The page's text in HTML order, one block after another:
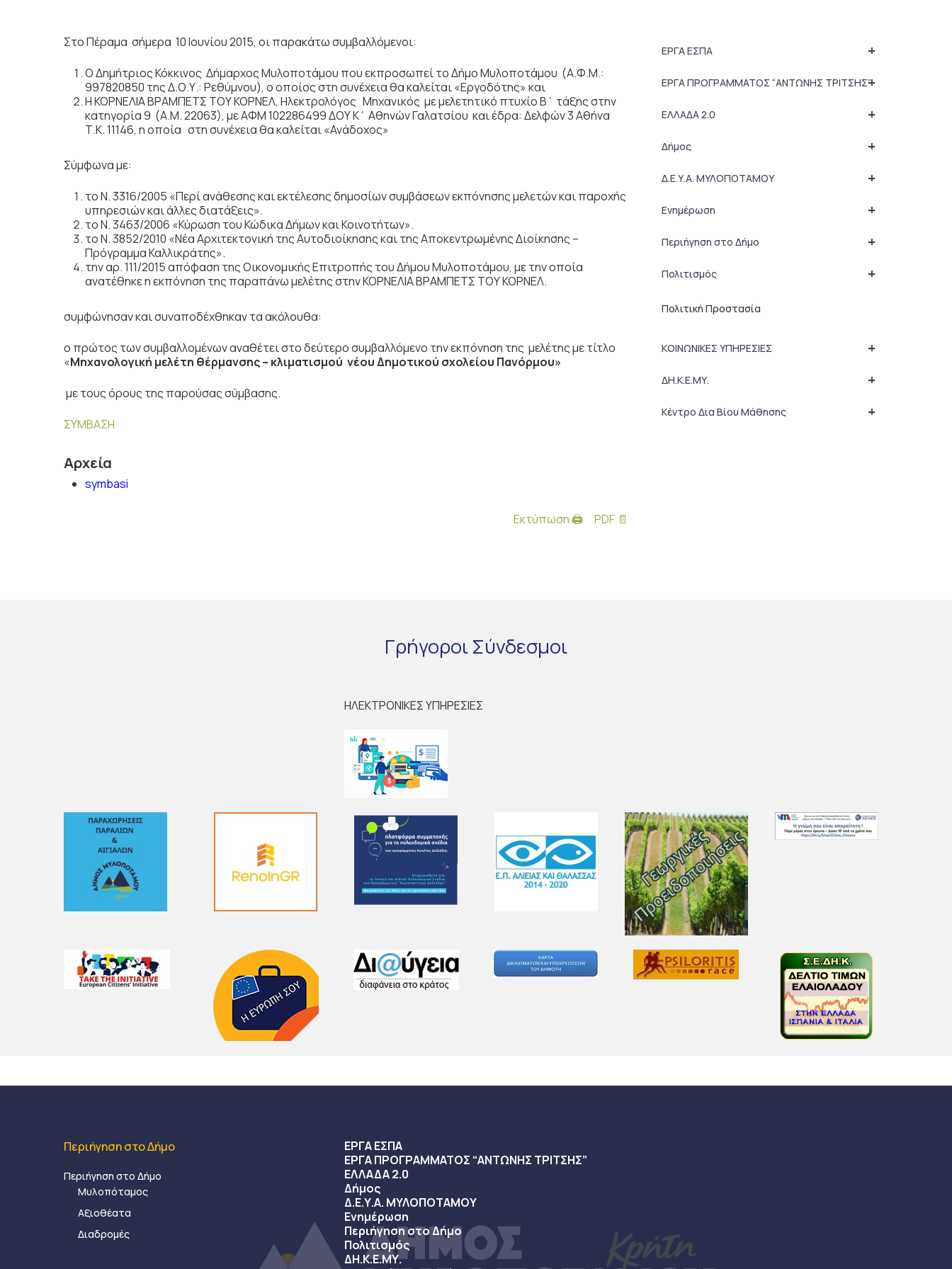
Στο Πέραμα σήμερα 10 Ιουνίου 2015, οι παρακάτω συμβαλλόμενοι:
Ο Δημήτριος Κόκκινος Δήμαρχος Μυλοποτάμου που εκπροσωπεί το Δήμο Μυλοποτάμου (Α.Φ.Μ.:
997820850 της Δ.Ο.Υ.: Ρεθύμνου), ο οποίος στη συνέχεια θα καλείται «Εργοδότης» και
Η ΚΟΡΝΕΛΙΑ ΒΡΑΜΠΕΤΣ ΤΟΥ ΚΟΡΝΕΛ, Ηλεκτρολόγος Μηχανικός με μελετητικό πτυχίο Β΄ τάξης στην
κατηγορία 9 (Α.Μ. 22063), με ΑΦΜ 102286499 ΔΟΥ Κ΄ Αθηνών Γαλατσίου και έδρα: Δελφών 3 Αθήνα
Τ.Κ. 11146, η οποία στη συνέχεια θα καλείται «Ανάδοχος»
Σύμφωνα με:
το Ν. 3316/2005 «Περί ανάθεσης και εκτέλεσης δημοσίων συμβάσεων εκπόνησης μελετών και παροχής
υπηρεσιών και άλλες διατάξεις».
το Ν. 3463/2006 «Κύρωση του Κώδικα Δήμων και Κοινοτήτων».
το Ν. 3852/2010 «Νέα Αρχιτεκτονική της Αυτοδιοίκησης και της Αποκεντρωμένης Διοίκησης –
Πρόγραμμα Καλλικράτης».
την αρ. 111/2015 απόφαση της Οικονομικής Επιτροπής του Δήμου Μυλοποτάμου, με την οποία
ανατέθηκε η εκπόνηση της παραπάνω μελέτης στην ΚΟΡΝΕΛΙΑ ΒΡΑΜΠΕΤΣ ΤΟΥ ΚΟΡΝΕΛ.
συμφώνησαν και συναποδέχθηκαν τα ακόλουθα:
ο πρώτος των συμβαλλομένων αναθέτει στο δεύτερο συμβαλλόμενο την εκπόνηση της μελέτης με τίτλο
«Μηχανολογική μελέτη θέρμανσης – κλιματισμού νέου Δημοτικού σχολείου Πανόρμου»
με τους όρους της παρούσας σύμβασης.
ΣΥΜΒΑΣΗ
Αρχεία
symbasi
Εκτύπωση 🖨 PDF 📄
+
ΕΡΓΑ ΕΣΠΑ
+
ΕΡΓΑ ΠΡΟΓΡΑΜΜΑΤΟΣ “ΑΝΤΩΝΗΣ ΤΡΙΤΣΗΣ”
+
ΕΛΛΑΔΑ 2.0
+
Δήμος
+
Δ.Ε.Υ.Α. ΜΥΛΟΠΟΤΑΜΟΥ
+
Ενημέρωση
+
Περιήγηση στο Δήμο
+
Πολιτισμός
Πολιτική Προστασία
+
ΚΟΙΝΩΝΙΚΕΣ ΥΠΗΡΕΣΙΕΣ
+
ΔΗ.Κ.Ε.ΜΥ.
+
Κέντρο Δια Βίου Μάθησης
ΓρήγοροιΣύνδεσμοι
ΗΛΕΚΤΡΟΝΙΚΕΣ ΥΠΗΡΕΣΙΕΣ
Περιήγηση στο Δήμο
Περιήγηση στο Δήμο
Μυλοπόταμος
Αξιοθέατα
Διαδρομές
ΕΡΓΑ ΕΣΠΑ
ΕΡΓΑ ΠΡΟΓΡΑΜΜΑΤΟΣ “ΑΝΤΩΝΗΣ ΤΡΙΤΣΗΣ”
ΕΛΛΑΔΑ 2.0
Δήμος
Δ.Ε.Υ.Α. ΜΥΛΟΠΟΤΑΜΟΥ
Ενημέρωση
Περιήγηση στο Δήμο
Πολιτισμός
ΔΗ.Κ.Ε.ΜΥ.